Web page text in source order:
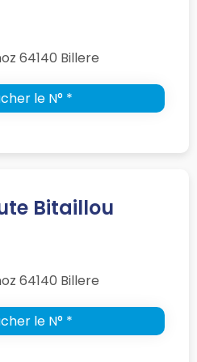
64140 Billere
le N° *
Bitaillou
64140 Billere
le N° *